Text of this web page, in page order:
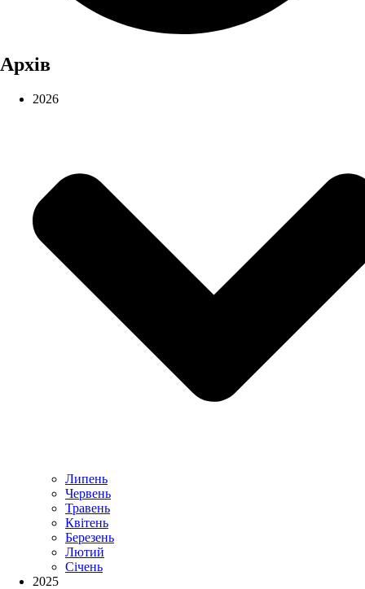
Архів
2026
Липень
Червень
Травень
Квітень
Березень
Лютий
Січень
2025